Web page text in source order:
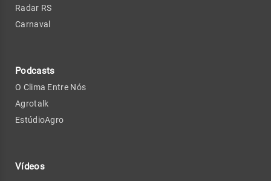
Radar RS
Carnaval
Podcasts
O Clima Entre Nós
Agrotalk
EstúdioAgro
Vídeos